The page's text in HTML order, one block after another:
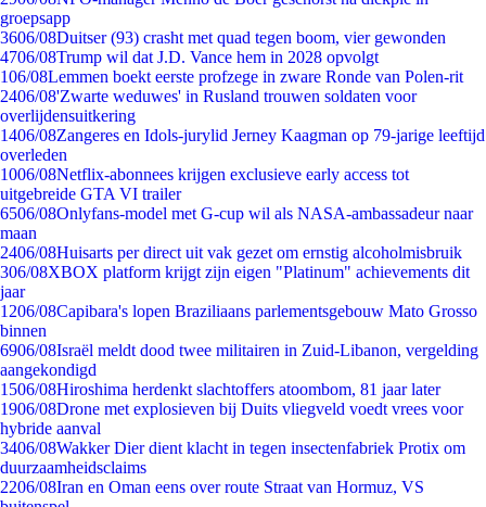
groepsapp
3606/08Duitser (93) crasht met quad tegen boom, vier gewonden
4706/08Trump wil dat J.D. Vance hem in 2028 opvolgt
106/08Lemmen boekt eerste profzege in zware Ronde van Polen-rit
2406/08'Zwarte weduwes' in Rusland trouwen soldaten voor
overlijdensuitkering
1406/08Zangeres en Idols-jurylid Jerney Kaagman op 79-jarige leeftijd
overleden
1006/08Netflix-abonnees krijgen exclusieve early access tot
uitgebreide GTA VI trailer
6506/08Onlyfans-model met G-cup wil als NASA-ambassadeur naar
maan
2406/08Huisarts per direct uit vak gezet om ernstig alcoholmisbruik
306/08XBOX platform krijgt zijn eigen "Platinum" achievements dit
jaar
1206/08Capibara's lopen Braziliaans parlementsgebouw Mato Grosso
binnen
6906/08Israël meldt dood twee militairen in Zuid-Libanon, vergelding
aangekondigd
1506/08Hiroshima herdenkt slachtoffers atoombom, 81 jaar later
1906/08Drone met explosieven bij Duits vliegveld voedt vrees voor
hybride aanval
3406/08Wakker Dier dient klacht in tegen insectenfabriek Protix om
duurzaamheidsclaims
2206/08Iran en Oman eens over route Straat van Hormuz, VS